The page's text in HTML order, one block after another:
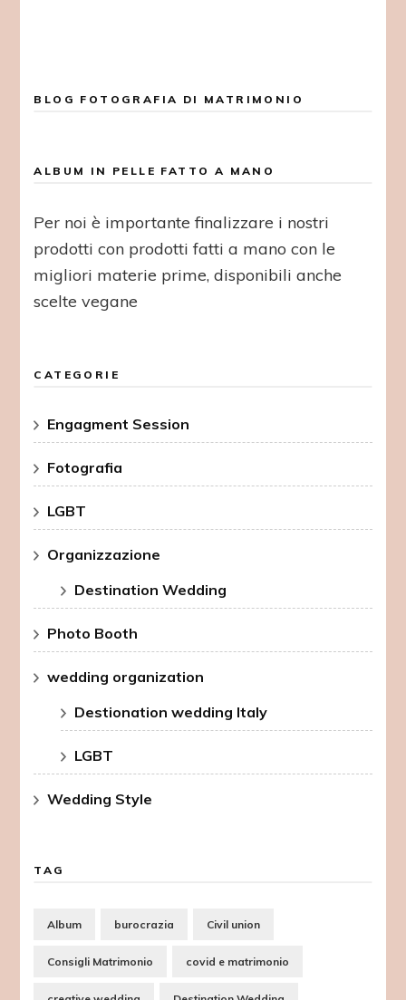
BLOG FOTOGRAFIA DI MATRIMONIO
ALBUM IN PELLE FATTO A MANO
Per noi è importante finalizzare i nostri
prodotti con prodotti fatti a mano con le
migliori materie prime, disponibili anche
scelte vegane
CATEGORIE
Engagment Session
Fotografia
LGBT
Organizzazione
Destination Wedding
Photo Booth
wedding organization
Destionation wedding Italy
LGBT
Wedding Style
TAG
Album burocrazia Civil union
Consigli Matrimonio covid e matrimonio